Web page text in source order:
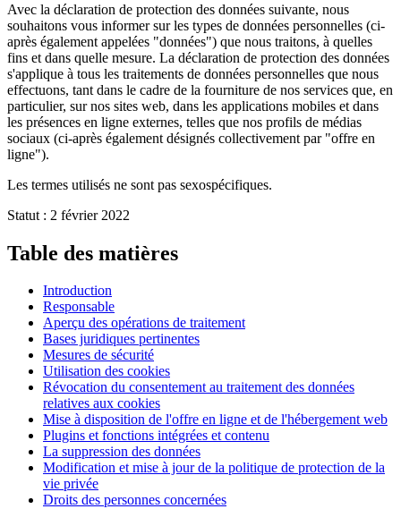
Avec la déclaration de protection des données suivante, nous
souhaitons vous informer sur les types de données personnelles (ci-
après également appelées "données") que nous traitons, à quelles
fins et dans quelle mesure. La déclaration de protection des données
s'applique à tous les traitements de données personnelles que nous
effectuons, tant dans le cadre de la fourniture de nos services que, en
particulier, sur nos sites web, dans les applications mobiles et dans
les présences en ligne externes, telles que nos profils de médias
sociaux (ci-après également désignés collectivement par "offre en
ligne").
Les termes utilisés ne sont pas sexospécifiques.
Statut : 2 février 2022
Table des matières
Introduction
Responsable
Aperçu des opérations de traitement
Bases juridiques pertinentes
Mesures de sécurité
Utilisation des cookies
Révocation du consentement au traitement des données
relatives aux cookies
Mise à disposition de l'offre en ligne et de l'hébergement web
Plugins et fonctions intégrées et contenu
La suppression des données
Modification et mise à jour de la politique de protection de la
vie privée
Droits des personnes concernées